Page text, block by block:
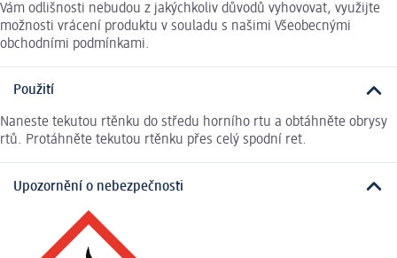
Vám odlišnosti nebudou z jakýchkoliv důvodů vyhovovat, využijte
možnosti vrácení produktu v souladu s našimi Všeobecnými
obchodními podmínkami.
Použití
Naneste tekutou rtěnku do středu horního rtu a obtáhněte obrysy
rtů. Protáhněte tekutou rtěnku přes celý spodní ret.
Upozornění o nebezpečnosti